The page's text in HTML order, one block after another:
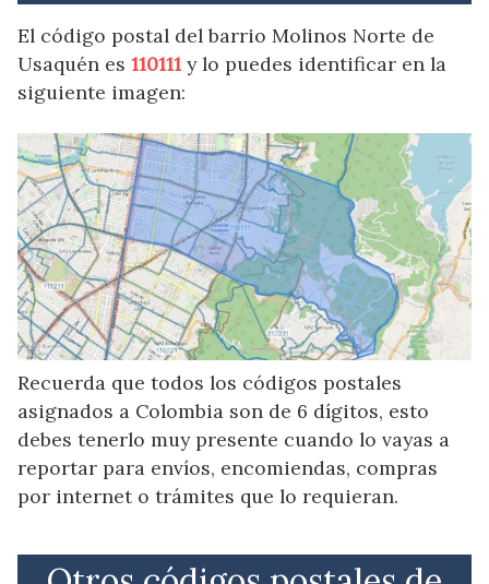
El código postal del barrio Molinos Norte de
Usaquén es 110111 y lo puedes identificar en la
siguiente imagen:
Recuerda que todos los códigos postales
asignados a Colombia son de 6 dígitos, esto
debes tenerlo muy presente cuando lo vayas a
reportar para envíos, encomiendas, compras
por internet o trámites que lo requieran.